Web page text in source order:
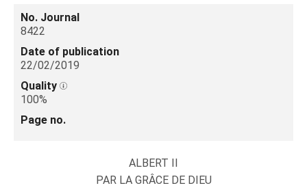
No. Journal
8422
Date of publication
22/02/2019
Quality
100%
Page no.
ALBERT II
PAR LA GRÂCE DE DIEU